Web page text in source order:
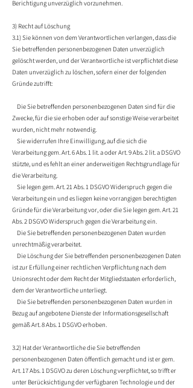
Berichtigung unverzüglich vorzunehmen.
3) Recht auf Löschung
3.1) Sie können von dem Verantwortlichen verlangen, dass die
Sie betreffenden personenbezogenen Daten unverzüglich
gelöscht werden, und der Verantwortliche ist verpflichtet diese
Daten unverzüglich zu löschen, sofern einer der folgenden
Gründe zutrifft:
Die Sie betreffenden personenbezogenen Daten sind für die
Zwecke, für die sie erhoben oder auf sonstige Weise verarbeitet
wurden, nicht mehr notwendig.
Sie widerrufen Ihre Einwilligung, auf die sich die
Verarbeitung gem. Art. 6 Abs. 1 lit. a oder Art. 9 Abs. 2 lit. a DSGVO
stützte, und es fehlt an einer anderweitigen Rechtsgrundlage für
die Verarbeitung.
Sie legen gem. Art. 21 Abs. 1 DSGVO Widerspruch gegen die
Verarbeitung ein und es liegen keine vorrangigen berechtigten
Gründe für die Verarbeitung vor, oder die Sie legen gem. Art. 21
Abs. 2 DSGVO Widerspruch gegen die Verarbeitung ein.
Die Sie betreffenden personenbezogenen Daten wurden
unrechtmäßig verarbeitet.
Die Löschung der Sie betreffenden personenbezogenen Daten
ist zur Erfüllung einer rechtlichen Verpflichtung nach dem
Unionsrecht oder dem Recht der Mitgliedstaaten erforderlich,
dem der Verantwortliche unterliegt.
Die Sie betreffenden personenbezogenen Daten wurden in
Bezug auf angebotene Dienste der Informationsgesellschaft
gemäß Art. 8 Abs. 1 DSGVO erhoben.
3.2) Hat der Verantwortliche die Sie betreffenden
personenbezogenen Daten öffentlich gemacht und ist er gem.
Art. 17 Abs. 1 DSGVO zu deren Löschung verpflichtet, so trifft er
unter Berücksichtigung der verfügbaren Technologie und der